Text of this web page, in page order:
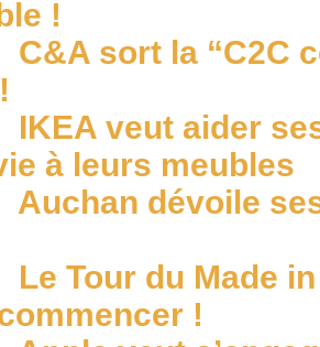
!
C&A sort la “C2C
IKEA veut aider
à leurs meubles
Auchan dévoile
Le Tour du Made
!